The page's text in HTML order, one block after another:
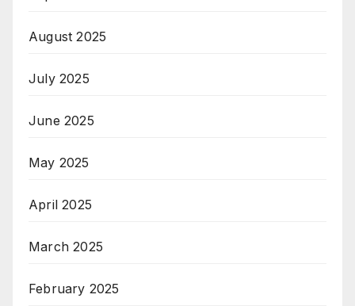
August 2025
July 2025
June 2025
May 2025
April 2025
March 2025
February 2025